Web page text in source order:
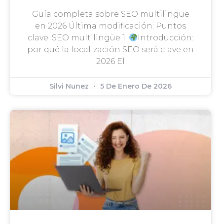
Guía completa sobre SEO multilingüe
en 2026 Última modificación: Puntos
clave: SEO multilingüe 1.
Introducción:
por qué la localización SEO será clave en
2026 El
Silvi Nunez 5 De Enero De 2026